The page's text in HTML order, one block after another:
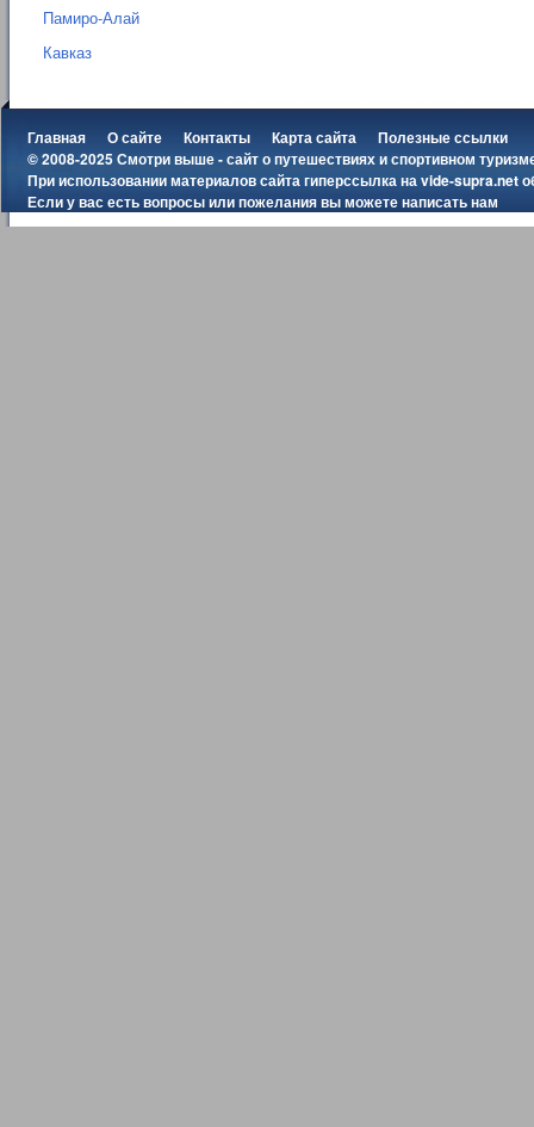
Памиро-Алай
Кавказ
Главная О сайте Контакты Карта сайта
Полезные ссылки
© 2008-2025 Смотри выше - сайт о путешествиях и спортивном
При использовании материалов сайта гиперссылка наvide-supra.net
Если у вас есть вопросы или пожелания вы можетенаписать нам